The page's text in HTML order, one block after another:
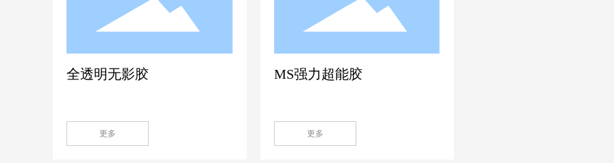
全透明无影胶
更多
MS强力超能胶
更多